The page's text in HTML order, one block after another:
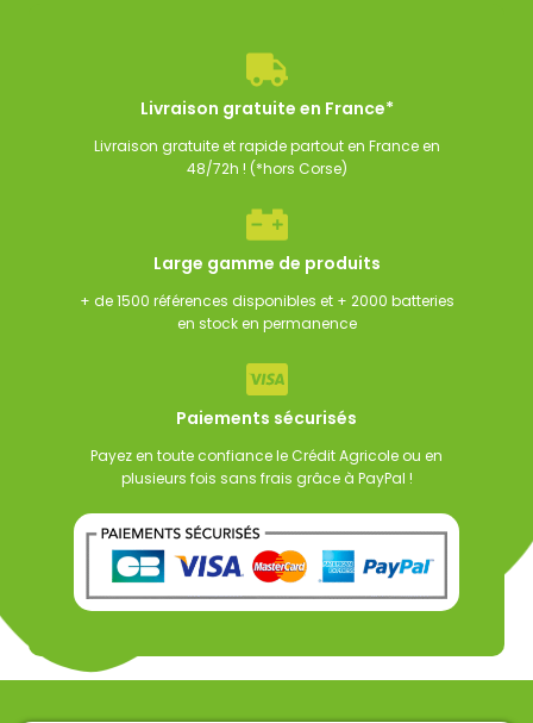
125,00€ TTC
Livraison gratuite en France*
Livraison gratuite et rapide partout en France en
48/72h ! (*hors Corse)
Large gamme de produits
+ de 1500 références disponibles et + 2000 batteries
en stock en permanence
Paiements sécurisés
Payez en toute confiance le Crédit Agricole ou en
plusieurs fois sans frais grâce à PayPal !